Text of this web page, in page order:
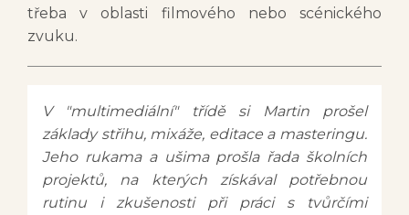
třeba v oblasti filmového nebo scénického
zvuku.
V "multimediální" třídě si Martin prošel
základy střihu, mixáže, editace a masteringu.
Jeho rukama a ušima prošla řada školních
projektů, na kterých získával potřebnou
rutinu i zkušenosti při práci s tvůrčími